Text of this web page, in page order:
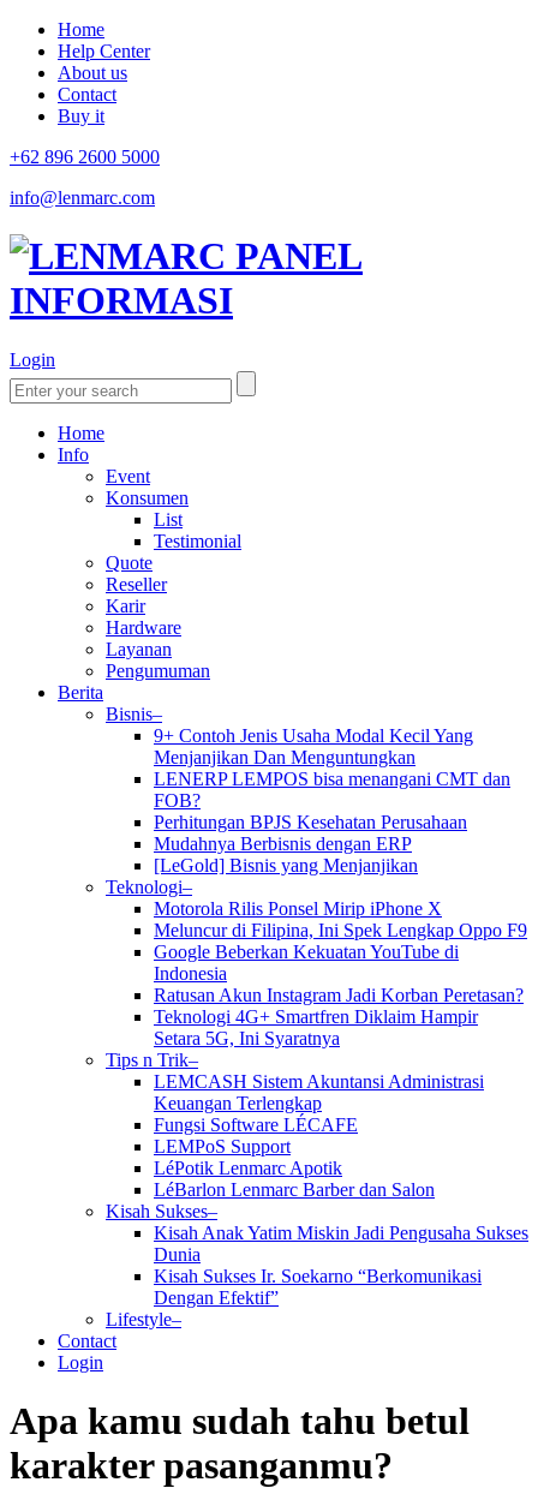
Home
Help Center
About us
Contact
Buy it
+62 896 2600 5000
info@lenmarc.com
Login
Home
Info
Event
Konsumen
List
Testimonial
Quote
Reseller
Karir
Hardware
Layanan
Pengumuman
Berita
Bisnis–
9+ Contoh Jenis Usaha Modal Kecil Yang
Menjanjikan Dan Menguntungkan
LENERP LEMPOS bisa menangani CMT dan
FOB?
Perhitungan BPJS Kesehatan Perusahaan
Mudahnya Berbisnis dengan ERP
[LeGold] Bisnis yang Menjanjikan
Teknologi–
Motorola Rilis Ponsel Mirip iPhone X
Meluncur di Filipina, Ini Spek Lengkap Oppo F9
Google Beberkan Kekuatan YouTube di
Indonesia
Ratusan Akun Instagram Jadi Korban Peretasan?
Teknologi 4G+ Smartfren Diklaim Hampir
Setara 5G, Ini Syaratnya
Tips n Trik–
LEMCASH Sistem Akuntansi Administrasi
Keuangan Terlengkap
Fungsi Software LÉCAFE
LEMPoS Support
LéPotik Lenmarc Apotik
LéBarlon Lenmarc Barber dan Salon
Kisah Sukses–
Kisah Anak Yatim Miskin Jadi Pengusaha Sukses
Dunia
Kisah Sukses Ir. Soekarno “Berkomunikasi
Dengan Efektif”
Lifestyle–
Contact
Login
Apa kamu sudah tahu betul
karakter pasanganmu?